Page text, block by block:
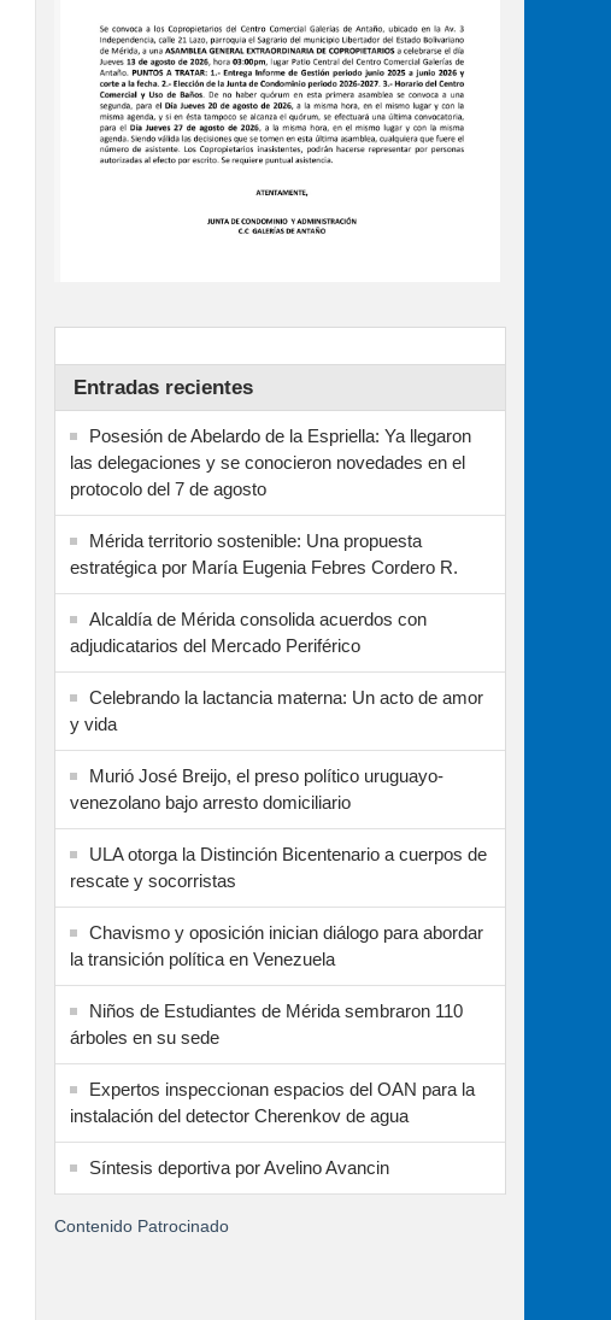
Entradas recientes
Posesión de Abelardo de la Espriella: Ya llegaron
las delegaciones y se conocieron novedades en el
protocolo del 7 de agosto
Mérida territorio sostenible: Una propuesta
estratégica por María Eugenia Febres Cordero R.
Alcaldía de Mérida consolida acuerdos con
adjudicatarios del Mercado Periférico
Celebrando la lactancia materna: Un acto de amor
y vida
Murió José Breijo, el preso político uruguayo-
venezolano bajo arresto domiciliario
ULA otorga la Distinción Bicentenario a cuerpos de
rescate y socorristas
Chavismo y oposición inician diálogo para abordar
la transición política en Venezuela
Niños de Estudiantes de Mérida sembraron 110
árboles en su sede
Expertos inspeccionan espacios del OAN para la
instalación del detector Cherenkov de agua
Síntesis deportiva por Avelino Avancin
Contenido Patrocinado